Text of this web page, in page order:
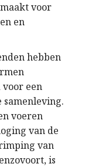
voor
en
hebben
een
samenleving.
voeren
van de
van
is